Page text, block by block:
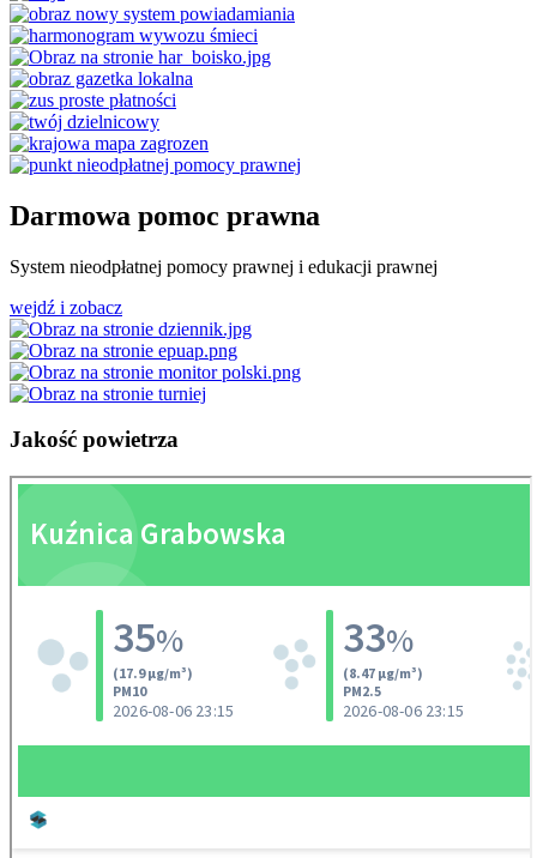
Darmowa pomoc prawna
System nieodpłatnej pomocy prawnej i edukacji prawnej
wejdź i zobacz
Jakość powietrza